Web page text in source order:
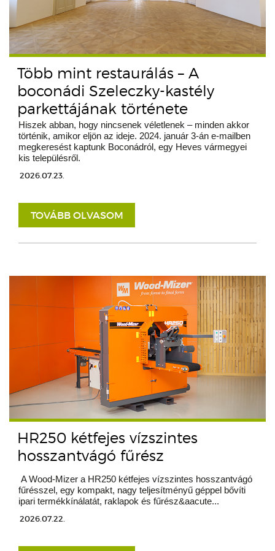
Több mint restaurálás – A
boconádi Szeleczky-kastély
parkettájának története
Hiszek abban, hogy nincsenek véletlenek – minden akkor
történik, amikor eljön az ideje. 2024. január 3-án e-mailben
megkeresést kaptunk Boconádról, egy Heves vármegyei
kis településről.
2026.07.23.
TOVÁBB OLVASOM
HR250 kétfejes vízszintes
hosszantvágó fűrész
A Wood-Mizer a HR250 kétfejes vízszintes hosszantvágó
fűrésszel, egy kompakt, nagy teljesítményű géppel bővíti
ipari termékkínálatát, raklapok és fűrész&aacute...
2026.07.22.